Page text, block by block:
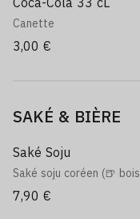
Canette
3,00 €
SAKÉ & BIÈRE
Saké Soju
Saké soju coréen (🍺
7,90 €